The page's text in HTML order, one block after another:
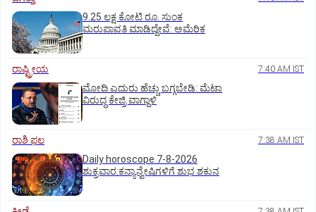
9.25 ಲಕ್ಷ ಕೋಟಿ ರೂ. ಸುಂಕ
ಮರುಪಾವತಿ ಮಾಡಿದ್ದೇವೆ: ಅಮೆರಿಕ
ರಾಷ್ಟ್ರೀಯ 7:40 AM IST
ಮೋದಿ ಎದುರು ಹೆಚ್ಚು ಬಗ್ಗಬೇಡಿ: ಮೆಟಾ
ವಿರುದ್ಧ ಕೇಜ್ರಿ ವಾಗ್ದಾಳಿ
ರಾಶಿ ಫಲ 7:38 AM IST
Daily horoscope 7-8-2026
ಶುಕ್ರವಾರ:ಕನ್ಯಾನ್ವೇಷಿಗಳಿಗೆ ಶುಭ ಶಕುನ